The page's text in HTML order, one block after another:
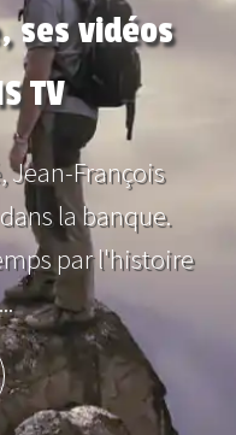
ses vidéos
TV
François
la banque.
par l'histoire
Plus d'info